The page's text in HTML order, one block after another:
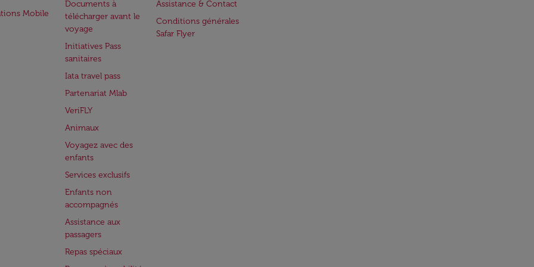
Mobile
Documents à
télécharger avant le
voyage
Initiatives Pass
sanitaires
Iata travel pass
Partenariat Mlab
VeriFLY
Animaux
Voyagez avec des
enfants
Services exclusifs
Enfants non
accompagnés
Assistance aux
passagers
Repas spéciaux
Assistance & Contact
Conditions générales
Safar Flyer